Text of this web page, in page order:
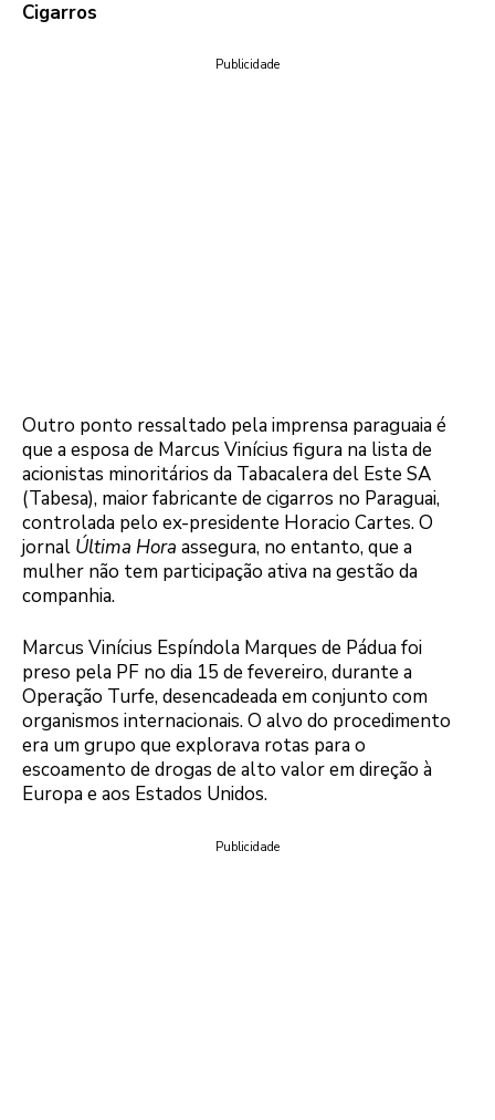
Cigarros
Publicidade
Outro ponto ressaltado pela imprensa paraguaia é
que a esposa de Marcus Vinícius figura na lista de
acionistas minoritários da Tabacalera del Este SA
(Tabesa), maior fabricante de cigarros no Paraguai,
controlada pelo ex-presidente Horacio Cartes. O
jornal Última Hora assegura, no entanto, que a
mulher não tem participação ativa na gestão da
companhia.
Marcus Vinícius Espíndola Marques de Pádua foi
preso pela PF no dia 15 de fevereiro, durante a
Operação Turfe, desencadeada em conjunto com
organismos internacionais. O alvo do procedimento
era um grupo que explorava rotas para o
escoamento de drogas de alto valor em direção à
Europa e aos Estados Unidos.
Publicidade